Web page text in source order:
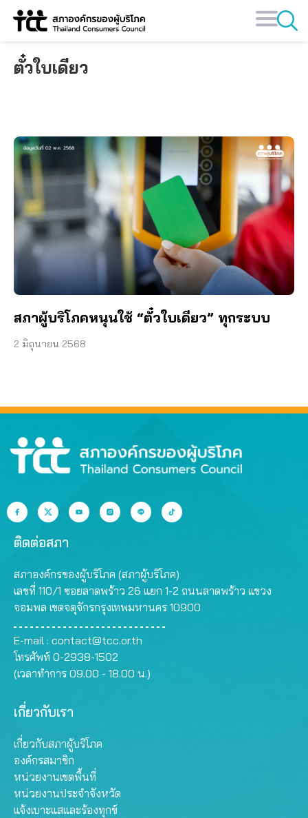
Skip
ตั๋วใบเดียว
สภาผู้บริโภคหนุนใช้ “ตั๋วใบเดียว” ทุกระบบ
2 มิถุนายน 2568
ติดต่อสภา
สภาองค์กรของผู้บริโภค (สภาผู้บริโภค)
เลขที่ 110/1 ซอยลาดพร้าว 26 แยก 1-2 ถนนลาดพร้าว แขวง
จอมพล เขตจตุจักรกรุงเทพมหานคร 10900
E-mail : contact@tcc.or.th
โทรศัพท์ 0-2938-1502
(เวลาทำการ 09.00 - 18.00 น.)
เกี่ยวกับเรา
เกี่ยวกับสภาผู้บริโภค
องค์กรสมาชิก
หน่วยงานเขตพื้นที่
หน่วยงานประจำจังหวัด
แจ้งเบาะแสและร้องทุกข์